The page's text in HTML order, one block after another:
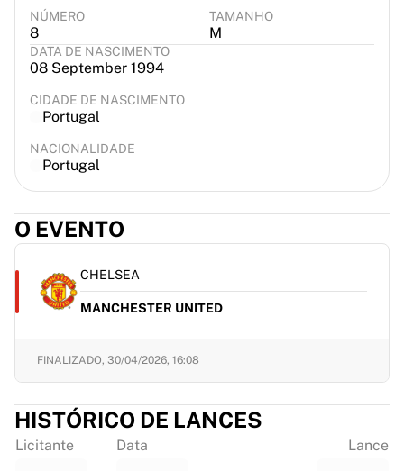
NÚMERO
8
TAMANHO
M
DATA DE NASCIMENTO
08 September 1994
CIDADE DE NASCIMENTO
Portugal
NACIONALIDADE
Portugal
O EVENTO
CHELSEA
MANCHESTER UNITED
FINALIZADO, 30/04/2026, 16:08
HISTÓRICO DE LANCES
Licitante Data Lance